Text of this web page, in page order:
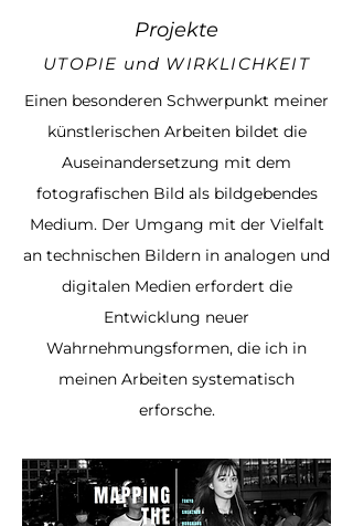
Projekte
UTOPIE und WIRKLICHKEIT
Einen besonderen Schwerpunkt meiner
künstlerischen Arbeiten bildet die
Auseinandersetzung mit dem
fotografischen Bild als bildgebendes
Medium. Der Umgang mit der Vielfalt
an technischen Bildern in analogen und
digitalen Medien erfordert die
Entwicklung neuer
Wahrnehmungsformen, die ich in
meinen Arbeiten systematisch
erforsche.